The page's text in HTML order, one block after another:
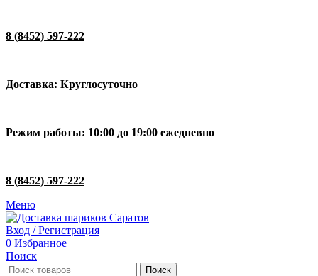
8 (8452) 597-222
Доставка: Круглосуточно
Режим работы: 10:00 до 19:00 ежедневно
8 (8452) 597-222
Меню
Вход / Регистрация
0 Избранное
Поиск
Поиск